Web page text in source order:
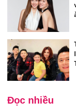
Đọc nhiều